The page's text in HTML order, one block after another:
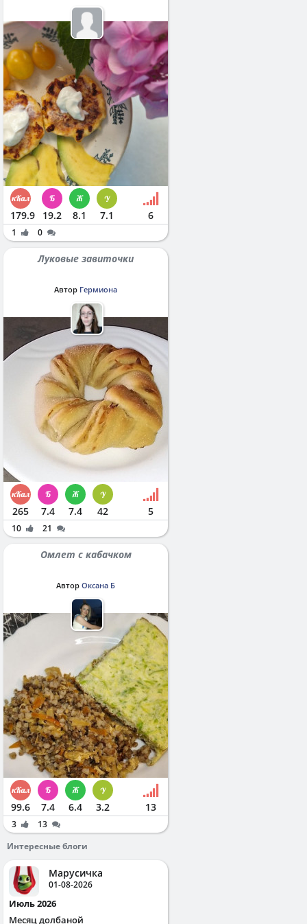
179.9 19.2 8.1 7.1 6
1 0
Луковые завиточки
Автор Гермиона
265 7.4 7.4 42 5
10 21
Омлет с кабачком
Автор Оксана Б
99.6 7.4 6.4 3.2 13
3
13
Интересные блоги
Марусичка
01-08-2026
Июль 2026
Месяц долбаной